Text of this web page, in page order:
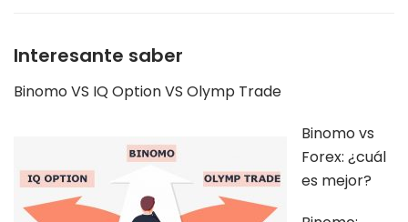
Interesante saber
Binomo VS IQ Option VS Olymp Trade
Binomo vs
Forex: ¿cuál
es mejor?